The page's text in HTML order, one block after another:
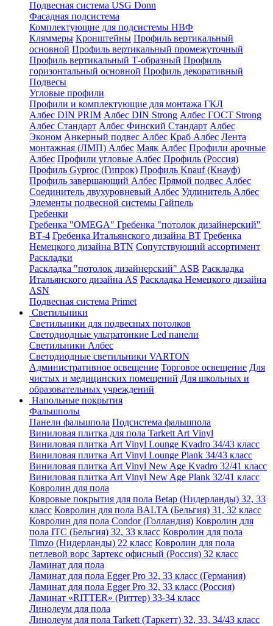
Подвесная система USG Donn
Фасадная подсистема
Комплектующие для подсистемы НВФ
Кляммеры Кронштейны Профиль вертикальный
основной Профиль вертикальный промежуточный
Профиль вертикальный Т-образный Профиль
горизонтальный основной Профиль декоративный
Подвесы
Угловые профили
Профили и комплектующие для монтажа ГКЛ
Албес DIN PRIM Албес DIN Strong Албес ГОСТ Strong
Албес Стандарт Албес Финский Стандарт Албес
Эконом Анкерный подвес Албес Краб Албес Лента
монтажная (ЛМП) Албес Маяк Албес Профили арочные
Албес Профили угловые Албес Профиль (Россия)
Профиль Gyproc (Гипрок) Профиль Knauf (Кнауф)
Профиль завершающий Албес Прямой подвес Албес
Соединитель двухуровневый Албес Удлинитель Албес
Элементы подвесной системы Гайпель
Гребенки
Гребенка "OMEGA" Гребенка "потолок дизайнерский"
ВТ-4 Гребенка Итальянского дизайна BT Гребенка
Немецкого дизайна ВТN Сопутствующий ассортимент
Раскладки
Раскладка "потолок дизайнерский" ASB Раскладка
Итальянского дизайна AS Раскладка Немецкого дизайна
АSN
Подвесная система Primet
Светильники
Светильники для подвесных потолков
Светодиодные ультратонкие Led панели
Светильники Албес
Светодиодные светильники VARTON
Административное освещение Торговое освещение Для
чистых и медицинских помещений Для школьных и
образовательных учреждений
Напольные покрытия
Фальшполы
Панели фальшпола Подсистема фальшпола
Виниловая плитка для пола Tarkett Art Vinyl
Виниловая плитка Art Vinyl Lounge Kvadro 34/43 класс
Виниловая плитка Art Vinyl Lounge Plank 34/43 класс
Виниловая плитка Art Vinyl New Age Kvadro 32/41 класс
Виниловая плитка Art Vinyl New Age Plank 32/41 класс
Ковролин для пола
Ковровые покрытия для пола Betap (Нидерланды) 32, 33
класс Ковролин для пола BALTA (Бельгия) 31, 32 класс
Ковролин для пола Condor (Голландия) Ковролин для
пола ITC (Бельгия) 32, 33 класс Ковролин для пола
Timzo (Нидерланды) 22 класс Ковролин для пола
петлевой ворс Зартекс офисный (Россия) 32 класс
Ламинат для пола
Ламинат для пола Egger Pro 32, 33 класс (Германия)
Ламинат для пола Egger Pro 32, 33 класс (Россия)
Ламинат «RITTER» (Риттер) 33-34 класс
Линолеум для пола
Линолеум для пола Tarkett (Таркетт) 32, 33, 34/43 класс